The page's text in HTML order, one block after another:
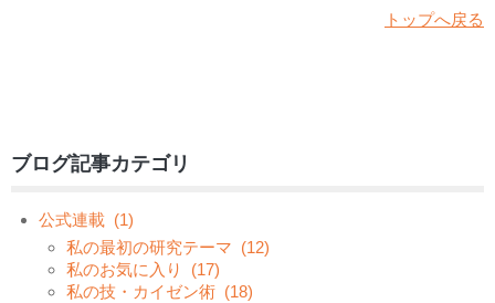
トップへ戻る
ブログ記事カテゴリ
公式連載 (1)
私の最初の研究テーマ (12)
私のお気に入り
(17)
私の技・カイゼン術 (18)